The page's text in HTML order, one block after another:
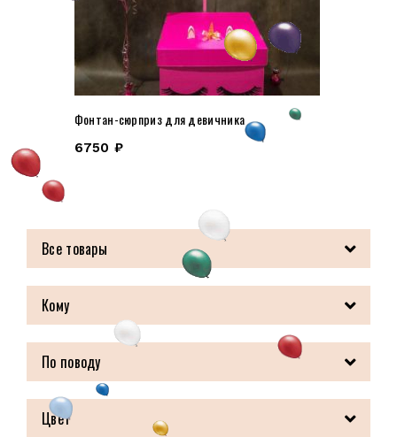
Фонтан-сюрприз для девичника
6750 ₽
Все товары
Кому
По поводу
Цвет